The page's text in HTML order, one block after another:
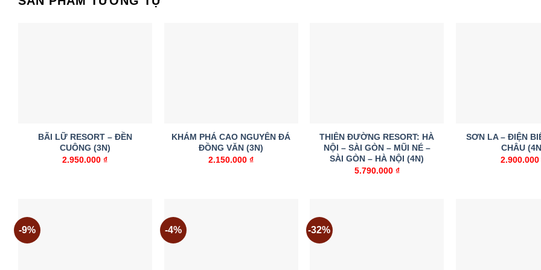
BÃI LỮ RESORT – ĐỀN
CUÔNG (3N)
2.950.000₫
KHÁM PHÁ CAO NGUYÊN ĐÁ
ĐỒNG VĂN (3N)
2.150.000₫
THIÊN ĐƯỜNG RESORT: HÀ
NỘI – SÀI GÒN – MŨI NÉ –
SÀI GÒN – HÀ NỘI (4N)
5.790.000 ₫
SƠN LA – ĐIỆN
CHÂU
2.900.000
-9% -4% -32%